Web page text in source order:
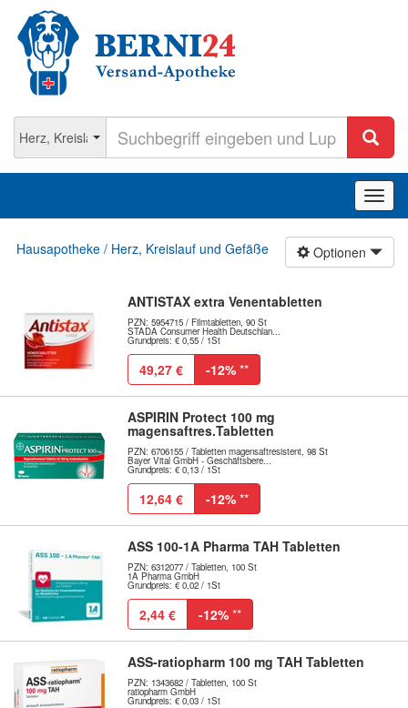
ein-/
Optionen
Hausapotheke / Herz, Kreislauf und Gefäße
ANTISTAX extra Venentabletten
PZN: 5954715 / Filmtabletten, 90 St
STADA Consumer Health Deutschlan...
Grundpreis: € 0,55 / 1St
49,27 € -12% **
ASPIRIN Protect 100 mg
magensaftres.Tabletten
PZN: 6706155 / Tabletten magensaftresistent, 98 St
Bayer Vital GmbH - Geschäftsbere...
Grundpreis: € 0,13 / 1St
12,64 € -12% **
ASS 100-1A Pharma TAH Tabletten
PZN: 6312077 / Tabletten, 100 St
1A Pharma GmbH
Grundpreis: € 0,02 / 1St
2,44 € -12% **
ASS-ratiopharm 100 mg TAH Tabletten
PZN: 1343682 / Tabletten, 100 St
ratiopharm GmbH
Grundpreis: € 0,03 / 1St